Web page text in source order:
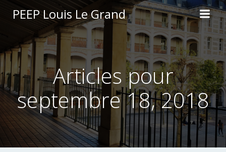
Aller
au
contenu
PEEP Louis Le Grand
Articles pour
septembre 18, 2018